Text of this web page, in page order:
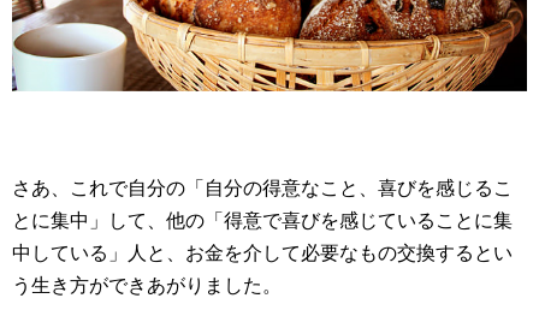
さあ、これで自分の「自分の得意なこと、喜びを感じるこ
とに集中」して、他の「得意で喜びを感じていることに集
中している」人と、お金を介して必要なもの交換するとい
う生き方ができあがりました。